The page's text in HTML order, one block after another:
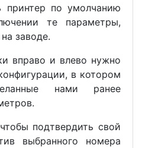
принтер по умолчанию
те параметры,
заводе.
вправо и влево нужно
в котором
нами ранее
подтвердить свой
выбранного номера